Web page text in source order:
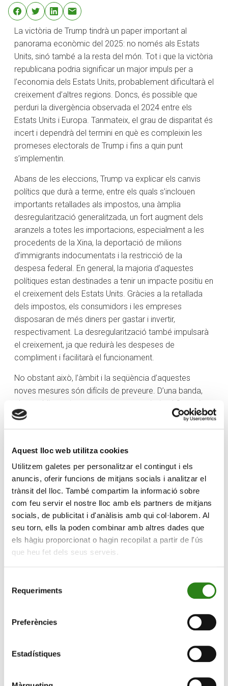
Aquest lloc web utilitza cookies
Utilitzem galetes per personalitzar el contingut i els
anuncis, oferir funcions de mitjans socials i analitzar el
trànsit del lloc. També compartim la informació sobre
com feu servir el nostre lloc amb els partners de mitjans
socials, de publicitat i d'anàlisis amb qui col·laborem. Al
seu torn, ells la poden combinar amb altres dades que
els hàgiu proporcionat o hagin recopilat a partir de l'ús
que heu fet dels seus serveis.
Requeriments
Preferències
Estadístiques
La victòria de Trump tindrà un paper important al
panorama econòmic del 2025: no només als Estats
Units, sinó també a la resta del món. Tot i que la victòria
republicana podria significar un major impuls per a
l’economia dels Estats Units, probablement dificultarà el
creixement d’altres regions. Doncs, és possible que
perduri la divergència observada el 2024 entre els
Estats Units i Europa. Tanmateix, el grau de disparitat és
incert i dependrà del termini en què es compleixin les
promeses electorals de Trump i fins a quin punt
s’implementin.
Abans de les eleccions, Trump va explicar els canvis
polítics que durà a terme, entre els quals s’inclouen
importants retallades als impostos, una àmplia
desregularització generalitzada, un fort augment dels
aranzels a totes les importacions, especialment a les
procedents de la Xina, la deportació de milions
d’immigrants indocumentats i la restricció de la
despesa federal. En general, la majoria d’aquestes
polítiques estan destinades a tenir un impacte positiu en
el creixement dels Estats Units. Gràcies a la retallada
dels impostos, els consumidors i les empreses
disposaran de més diners per gastar i invertir,
respectivament. La desregularització també impulsarà
el creixement, ja que reduirà les despeses de
compliment i facilitarà el funcionament.
No obstant això, l’àmbit i la seqüència d’aquestes
noves mesures són difícils de preveure. D’una banda,
els republicans tenen una escassa majoria al Congrés,
per la qual cosa és possible que s’hagin de suavitzar
algunes polítiques per tal que s’aprovin. D’altra banda,
seves accions. I amb raó. Molts pensen que amenaçar
amb l’aplicació d’un aranzel del 60 % als productes
xinesos i un del 20 % a la resta de productes pot ser
una eina de negociació i no una estratègia sòlida.
Trump vol protegir la indústria nacional en encarir les
importacions i impulsar els consumidors a triar
productes nacionals. Tanmateix, l’estratègia podria
resultar contraproduent en funció de la resposta dels
països afectats.
polèmics sobre l’economia si s’implementen. Les
creixement. D’una banda, es reduiria el consum i dur-les
a terme seria un procés molt costós. D’altra banda, no
immigrants il·legals, cosa que donaria peu a colls